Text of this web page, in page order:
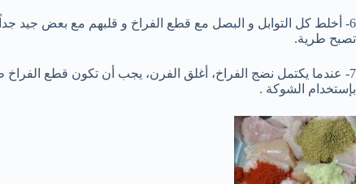
6- أخلط كل التوابل و البصل مع قطع الفراخ و قلبهم مع بعض
تصبح طرية.
7- عندما يكتمل نضج الفراخ، أغلق الفرن، يجب أن تكون قطع
بإستخدام الشوكة .